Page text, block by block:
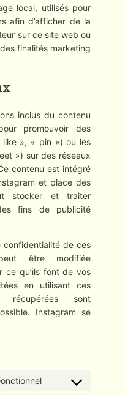
local, utilisés pour
afin d’afficher de la
sur ce site web ou
finalités marketing
inclus du contenu
promouvoir des
», « pin ») ou les
») sur des réseaux
contenu est intégré
et place des
stocker et traiter
fins de publicité
confidentialité de ces
être modifiée
ce qu’ils font de vos
en utilisant ces
récupérées sont
Instagram se
Consent